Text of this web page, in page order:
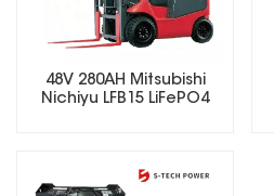
48V 280AH Mitsubishi
Nichiyu LFB15 LiFePO4